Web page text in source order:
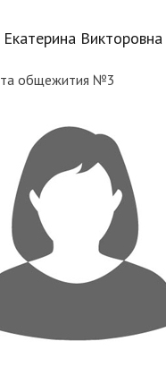
Викторовна
общежития №3